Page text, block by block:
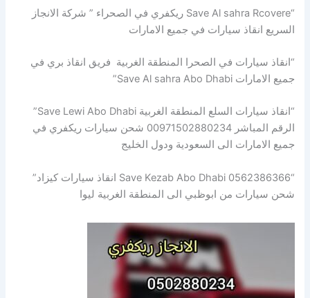
“Save Al sahra Rcovere ريكفري في الصحراء ” شركة الانجاز
السريع انقاذ سيارات في جميع الامارات
“انقاذ سيارات في الصحرا المنطقة الغربية فريق انقاذ بري في
جميع الامارات Save Al sahra Abo Dhabi”
“انقاذ سيارات السلع المنطقة الغربية Save Lewi Abo Dhabi”
الرقم المباشر 00971502880234 شحن سيارات ريكفري في
جميع الامارات الى السعودية ودول الخليج
“Save Kezab Abo Dhabi 0562386366 انقاذ سيارات كيزاد”
شحن سيارات من ابوظبي الى المنطقة الغربية ليوا